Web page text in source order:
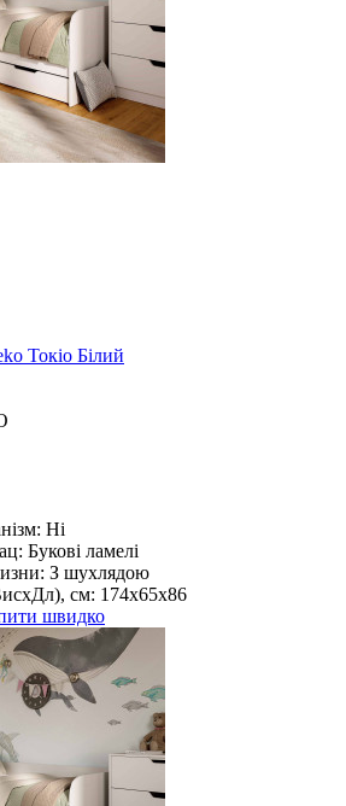
Токіо Білий
Ні
Букові ламелі
З шухлядою
см: 174х65х86
швидко